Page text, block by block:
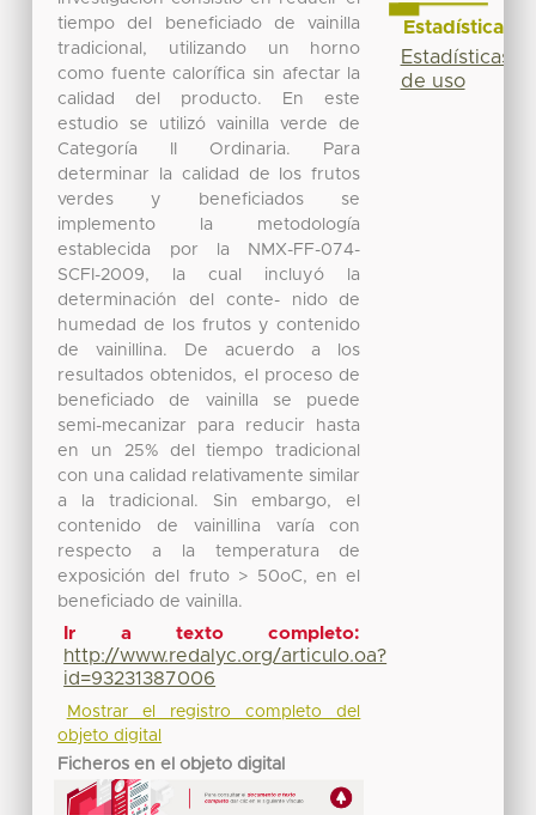
tiempo del beneficiado de vainilla
tradicional, utilizando un horno
como fuente calorífica sin afectar la
calidad del producto. En este
estudio se utilizó vainilla verde de
Categoría II Ordinaria. Para
determinar la calidad de los frutos
verdes y beneficiados se
implemento la metodología
establecida por la NMX-FF-074-
SCFI-2009, la cual incluyó la
determinación del conte- nido de
humedad de los frutos y contenido
de vainillina. De acuerdo a los
resultados obtenidos, el proceso de
beneficiado de vainilla se puede
semi-mecanizar para reducir hasta
en un 25% del tiempo tradicional
con una calidad relativamente similar
a la tradicional. Sin embargo, el
contenido de vainillina varía con
respecto a la temperatura de
exposición del fruto > 50oC, en el
beneficiado de vainilla.
Ir a texto completo:
http://www.redalyc.org/articulo.oa?
id=93231387006
Mostrar el registro completo del
objeto digital
Ficheros en el objeto digital
Estadísticas
Estadísticas
de uso